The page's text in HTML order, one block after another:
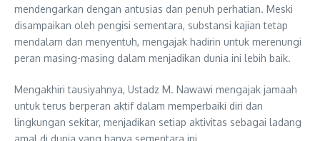
mendengarkan dengan antusias dan penuh perhatian. Meski
disampaikan oleh pengisi sementara, substansi kajian tetap
mendalam dan menyentuh, mengajak hadirin untuk merenungi
peran masing-masing dalam menjadikan dunia ini lebih baik.
Mengakhiri tausiyahnya, Ustadz M. Nawawi mengajak jamaah
untuk terus berperan aktif dalam memperbaiki diri dan
lingkungan sekitar, menjadikan setiap aktivitas sebagai ladang